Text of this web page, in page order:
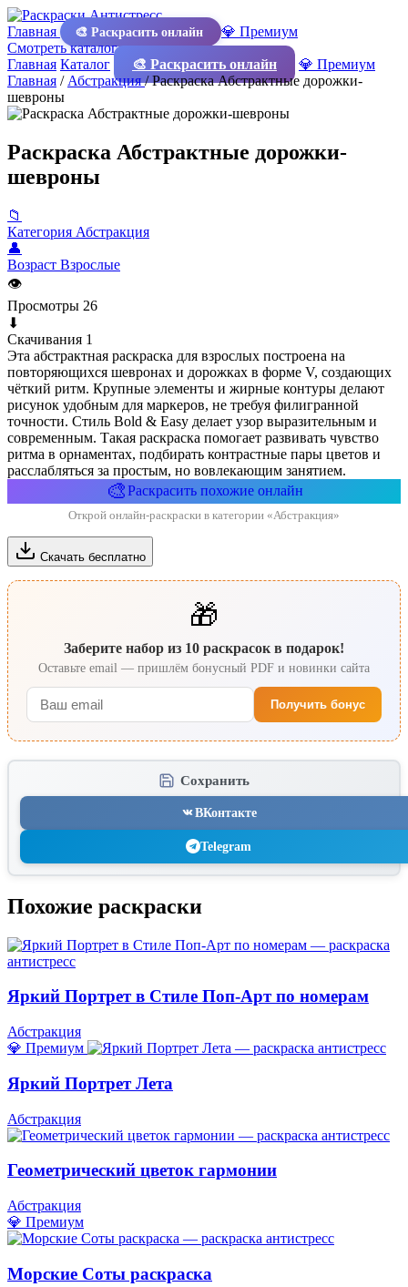
Главная 🎨 Раскрасить онлайн
💎 Премиум
Смотреть каталог
Главная Каталог 🎨 Раскрасить онлайн
💎 Премиум
Главная / Абстракция/Раскраска Абстрактные дорожки-
шевроны
Раскраска Абстрактные дорожки-
шевроны
📁
Категория Абстракция
👤
Возраст Взрослые
👁
Просмотры 26
⬇
Скачивания 1
Эта абстрактная раскраска для взрослых построена на
повторяющихся шевронах и дорожках в форме V, создающих
чёткий ритм. Крупные элементы и жирные контуры делают
рисунок удобным для маркеров, не требуя филигранной
точности. Стиль Bold & Easy делает узор выразительным и
современным. Такая раскраска помогает развивать чувство
ритма в орнаментах, подбирать контрастные пары цветов и
расслабляться за простым, но вовлекающим занятием.
🎨Раскрасить похожие онлайн
Открой онлайн-раскраски в категории «Абстракция»
Скачать бесплатно
🎁
Заберите набор из 10 раскрасок в подарок!
Оставьте email — пришлём бонусный PDF и новинки сайта
Получить бонус
Сохранить
ВКонтакте
Telegram
Похожие раскраски
Яркий Портрет в Стиле Поп-Арт по номерам
Абстракция
💎 Премиум
Яркий Портрет Лета
Абстракция
Геометрический цветок гармонии
Абстракция
💎 Премиум
Морские Соты раскраска